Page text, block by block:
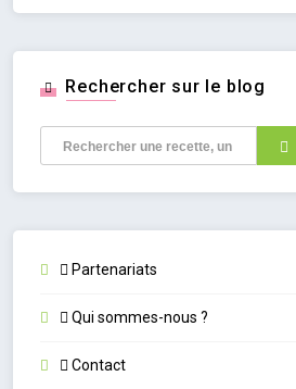
Rechercher sur le blog
Partenariats
Qui sommes-nous ?
Contact